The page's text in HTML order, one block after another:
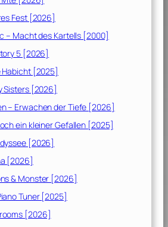
Fest [2026]
– Macht des Kartells [2000]
5 [2026]
Habicht [2025]
Sisters [2026]
– Erwachen der Tiefe [2026]
ein kleiner Gefallen [2025]
[2026]
[2026]
& Monster [2026]
Tuner [2025]
[2026]